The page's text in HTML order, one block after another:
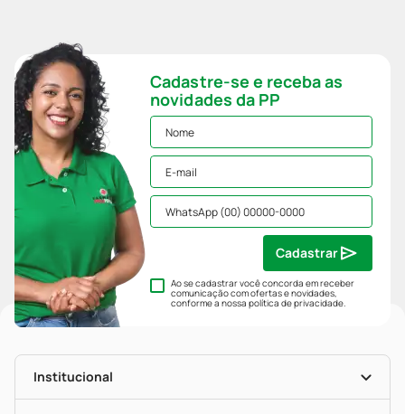
Cadastre-se e receba as
novidades da PP
Ao se cadastrar você concorda em receber
comunicação com ofertas e novidades,
conforme a nossapolítica de privacidade.
Cadastrar
Institucional
História